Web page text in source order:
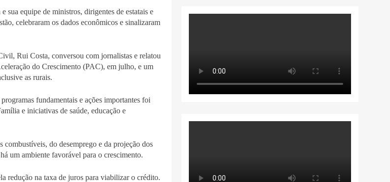
equipe de ministros, dirigentes de estatais e
celebraram os dados econômicos e sinalizaram
Rui Costa, conversou com jornalistas e relatou
do Crescimento (PAC), em julho, e um
as rurais.
fundamentais e ações importantes foi
e iniciativas de saúde, educação e
do desemprego e da projeção dos
um ambiente favorável para o crescimento.
redução na taxa de juros para viabilizar o crédito.